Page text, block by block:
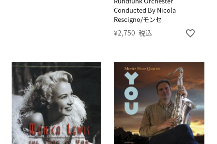
Conducted By Nicola
Rescigno/モンセ
¥2,750 税込